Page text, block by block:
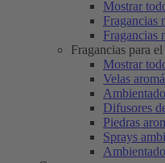
Mostrar
Fragancias
Fragancias
Fragancias para
Mostrar
Velas
Difusores
Piedras
Sprays